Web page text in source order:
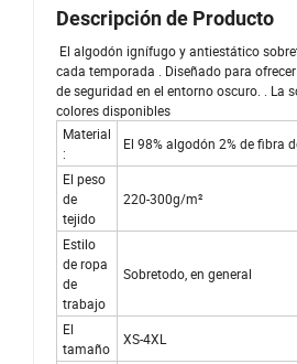
Descripción de Producto
El algodón ignífugo y antiestático
cada temporada . Diseñado para
de seguridad en el entorno oscuro. . La
colores disponibles
Material
:
El 98% algodón 2% de fibra
El peso
de
tejido
220-300g/m²
Estilo
de ropa
de
trabajo
Sobretodo, en general
El
tamaño
XS-4XL